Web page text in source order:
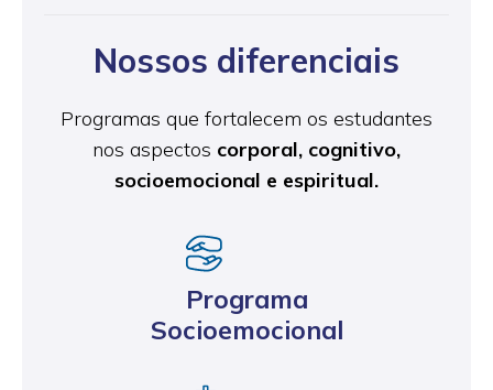
Nossos diferenciais
Programas que fortalecem os estudantes
nos aspectos corporal, cognitivo,
socioemocional e espiritual.
Programa
Socioemocional